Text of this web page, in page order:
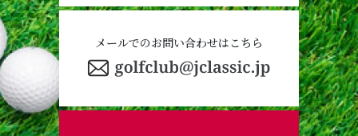
メールでのお問い合わせはこちら